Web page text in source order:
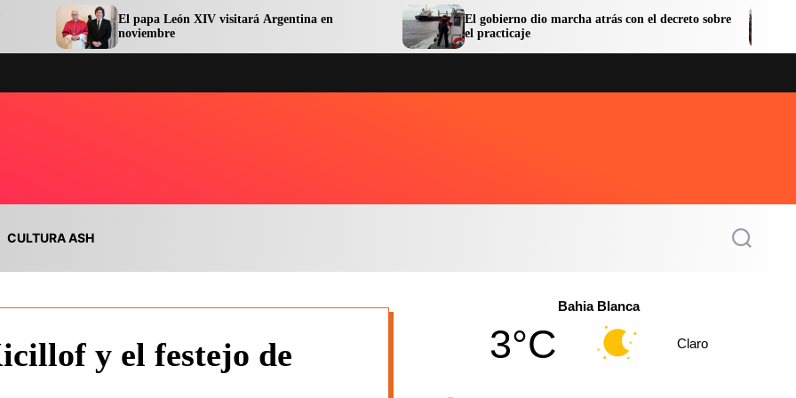
El papa León XIV visitará Argentina en
noviembre
El gobierno dio marcha atrás con el decreto sobre
el practicaje
La provincia
lazos
CULTURA ASH
S
y el festejo de
Bahia Blanca
3°C Claro